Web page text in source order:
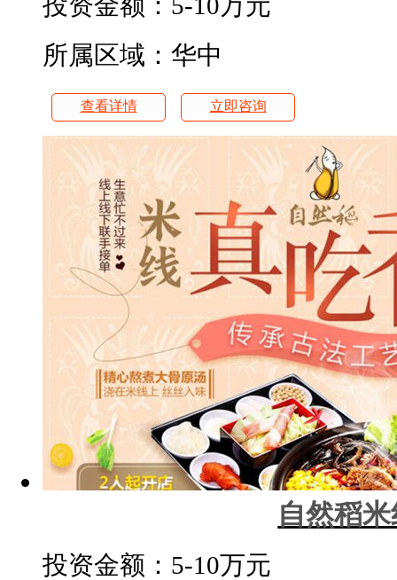
所属区域：华中
查看详情 立即咨询
自然稻
投资金额： 5-10万元